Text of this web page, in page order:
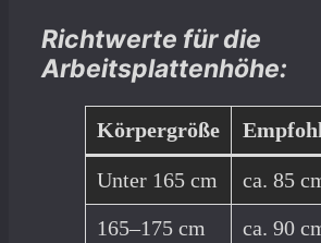
Richtwerte für die
Arbeitsplattenhöhe:
Körpergröße
Unter 165 cm
ca. 85
165–175 cm
ca. 90